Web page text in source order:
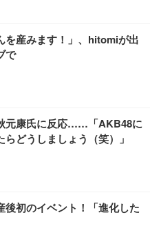
を産みます！」、hitomiが出
で
元康氏に反応……「AKB48に
どうしましょう（笑）」
後初のイベント！「進化した